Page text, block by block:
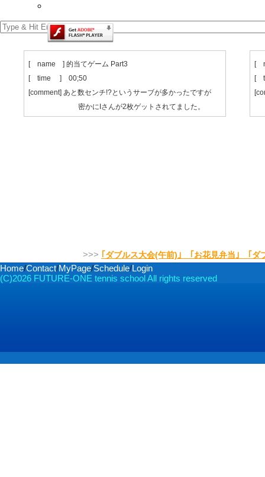
[ name ] 的当てゲーム Part3
[ time ] 00;50
[comment] あと数センチ!?というサーブが多かったですが
密かにIさんが2枚ゲットされてました。
[
[
>>> ｢ダブルス大会(午前)｣ ｢お花見弁当｣ ｢ダ
Home/Contact/MyPage/Schedule/Login
(C)2026 FUTURE-ONE tennis schoolAll rights reserved